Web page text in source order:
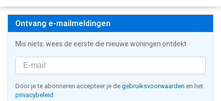
Ontvang e-mailmeldingen
Mis niets: wees de eerste die nieuwe woningen ontdekt
Door je te abonneren accepteer je de gebruiksvoorwaarden en het
privacybeleid